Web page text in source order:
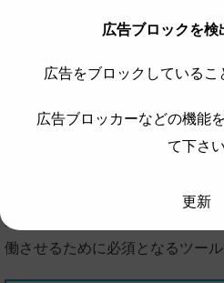
最初に「Stracker’s Loader」を
働させるために必須となるツール
広告ブロックを検
広告をブロックしているこ
広告ブロッカーなどの機能
て下さい
更新